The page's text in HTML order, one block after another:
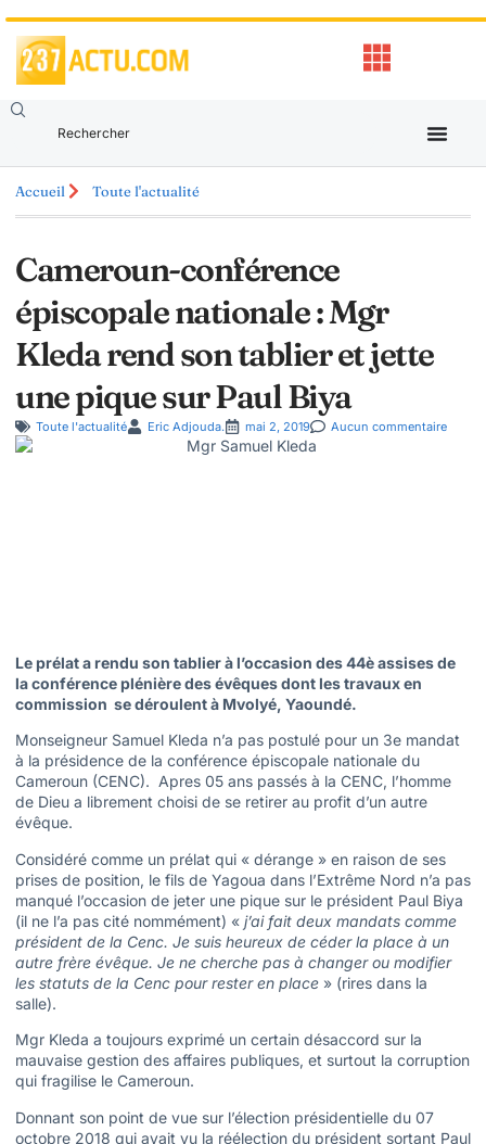
Accueil Toute l'actualité
Cameroun-conférence
épiscopale nationale : Mgr
Kleda rend son tablier et jette
une pique sur Paul Biya
Toute l'actualité Eric Adjouda. mai 2, 2019 Aucun commentaire
Le prélat a rendu son tablier à l’occasion des 44è assises de
la conférence plénière des évêques dont les travaux en
commission se déroulent à Mvolyé, Yaoundé.
Monseigneur Samuel Kleda n’a pas postulé pour un 3e mandat
à la présidence de la conférence épiscopale nationale du
Cameroun (CENC). Apres 05 ans passés à la CENC, l’homme
de Dieu a librement choisi de se retirer au profit d’un autre
évêque.
Considéré comme un prélat qui « dérange » en raison de ses
prises de position, le fils de Yagoua dans l’Extrême Nord n’a pas
manqué l’occasion de jeter une pique sur le président Paul Biya
(il ne l’a pas cité nommément) « j’ai fait deux mandats comme
président de la Cenc. Je suis heureux de céder la place à un
autre frère évêque. Je ne cherche pas à changer ou modifier
les statuts de la Cenc pour rester en place » (rires dans la
salle).
Mgr Kleda a toujours exprimé un certain désaccord sur la
mauvaise gestion des affaires publiques, et surtout la corruption
qui fragilise le Cameroun.
Donnant son point de vue sur l’élection présidentielle du 07
octobre 2018 qui avait vu la réélection du président sortant Paul